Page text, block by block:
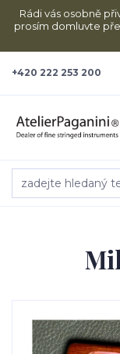
Rádi vás osobně
prosím domluvte
+420 222 253 200